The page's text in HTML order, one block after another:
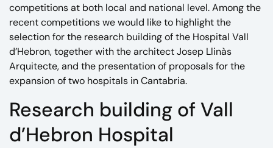
competitions at both local and national level. Among the
recent competitions we would like to highlight the
selection for the research building of the Hospital Vall
d’Hebron, together with the architect Josep Llinàs
Arquitecte, and the presentation of proposals for the
expansion of two hospitals in Cantabria.
Research building of Vall
d’Hebron Hospital